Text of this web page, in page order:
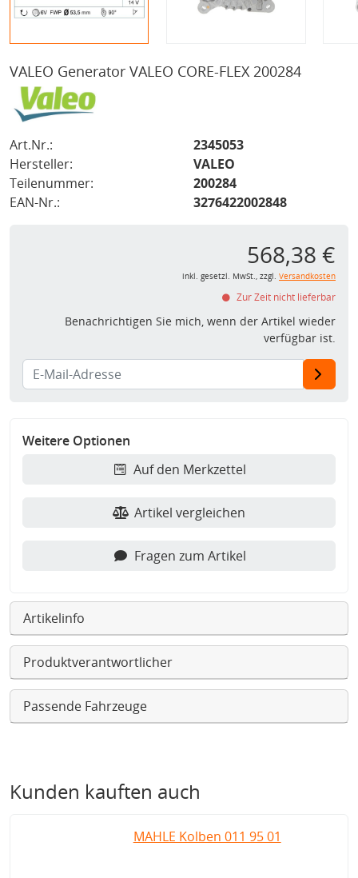
VALEO Generator VALEO CORE-FLEX 200284
Art.Nr.:
2345053
Hersteller:
VALEO
Teilenummer:
200284
EAN-Nr.:
3276422002848
568,38 €
inkl. gesetzl. MwSt., zzgl. Versandkosten
Zur Zeit nicht lieferbar
Benachrichtigen Sie mich, wenn der Artikel wieder
verfügbar ist.
Weitere Optionen
Auf den Merkzettel
Artikel vergleichen
Fragen zum Artikel
Artikelinfo
Produktverantwortlicher
Passende Fahrzeuge
Kunden kauften auch
MAHLE Kolben 011 95 01